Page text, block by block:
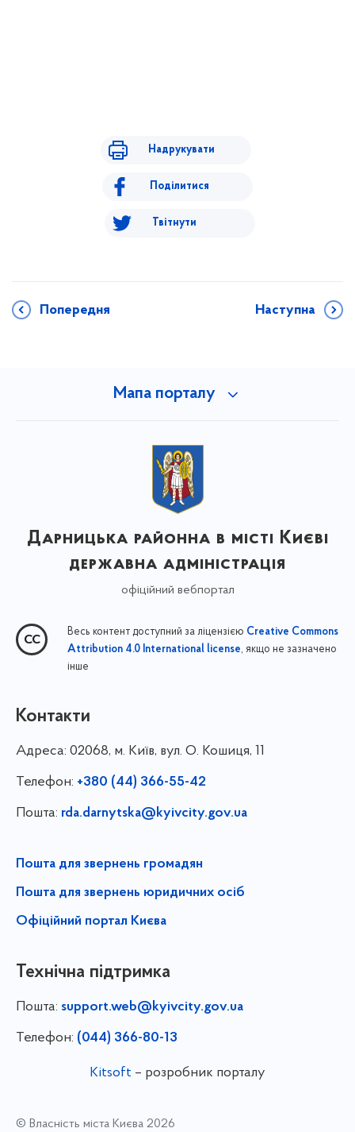
Надрукувати
Поділитися
Твітнути
Попередня Наступна
Мапа порталу
Дарницька районна в місті Києві
державна адміністрація
офіційний вебпортал
Весь контент доступний за ліцензією Creative Commons
Attribution 4.0 International license, якщо не зазначено
інше
Контакти
Адреса: 02068, м. Київ, вул. О. Кошиця, 11
Телефон: +380 (44) 366-55-42
Пошта: rda.darnytska@kyivcity.gov.ua
Пошта для звернень громадян
Пошта для звернень юридичних осіб
Офіційний портал Києва
Технічна підтримка
Пошта: support.web@kyivcity.gov.ua
Телефон: (044) 366-80-13
Kitsoft – розробник порталу
© Власність міста Києва 2026